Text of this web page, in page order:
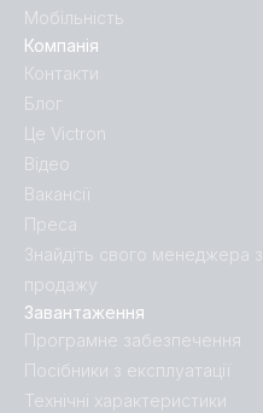
Завантаження
Програмне забезпечення
Посібники з експлуатації
Технічні характеристики
Мобільність
Компанія
Контакти
Блог
Це Victron
Відео
Вакансії
Преса
Знайдіть свого менеджера з
продажу